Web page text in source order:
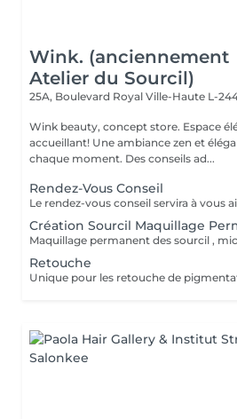
Wink. (anciennement
Atelier du Sourcil)
25A, Boulevard Royal Ville-Haute L-
Wink beauty, concept store. Espace élégante, chaleureux et
accueillant! Une ambiance zen et
chaque moment. Des conseils ad...
Rendez-Vous Conseil
Création Sourcil Maquillage
Retouche